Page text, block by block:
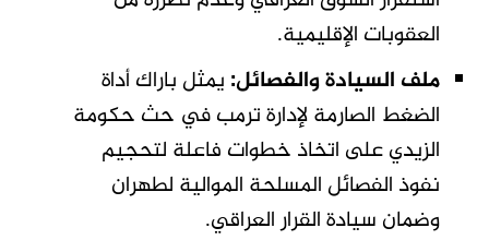
العقوبات الإقليمية.
ملف السيادة والفصائل: يمثل باراك أداة
الضغط الصارمة لإدارة ترمب في حث حكومة
الزيدي على اتخاذ خطوات فاعلة لتحجيم
نفوذ الفصائل المسلحة الموالية لطهران
وضمان سيادة القرار العراقي.